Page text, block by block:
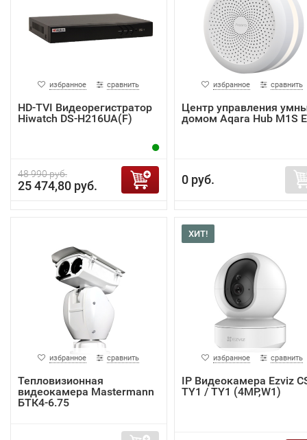
избранное сравнить
HD-TVI Видеорегистратор
Hiwatch DS-H216UA(F)
48 990 руб.
25 474,80 руб.
избранное сравнить
Центр управления
домом Aqara Hub M1S
0 руб.
избранное сравнить
Тепловизионная
видеокамера Mastermann
БТК4-6.75
ХИТ!
избранное сравнить
IP Видеокамера Ezviz
TY1 / TY1 (4MP,W1)